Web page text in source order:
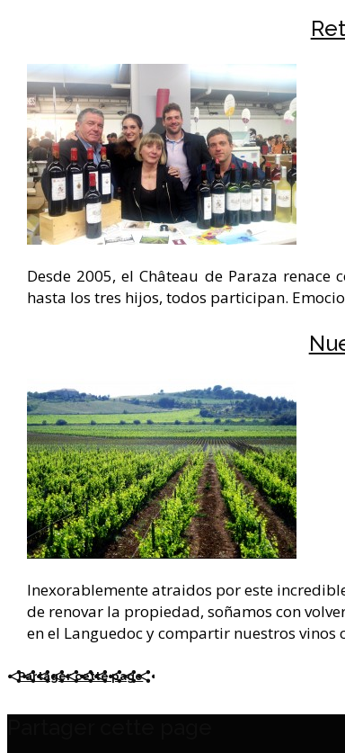
Desde 2005, el Château de Paraza
hasta los tres hijos, todos participan.
Inexorablemente atraidos por este
de renovar la propiedad, soñamos con
en el Languedoc y compartir nuestros vinos
Partager cette page